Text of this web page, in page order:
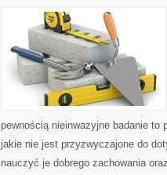
pewnością nieinwazyjne badanie to
jakie nie jest przyzwyczajone do
nauczyć je dobrego zachowania